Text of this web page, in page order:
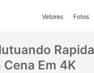
Vetores Fotos
Em 4K